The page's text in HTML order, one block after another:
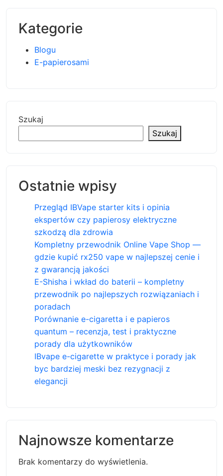
Kategorie
Blogu
E-papierosami
Szukaj
Szukaj
Ostatnie wpisy
Przegląd IBVape starter kits i opinia
ekspertów czy papierosy elektryczne
szkodzą dla zdrowia
Kompletny przewodnik Online Vape Shop —
gdzie kupić rx250 vape w najlepszej cenie i
z gwarancją jakości
E-Shisha i wkład do baterii – kompletny
przewodnik po najlepszych rozwiązaniach i
poradach
Porównanie e-cigaretta i e papieros
quantum – recenzja, test i praktyczne
porady dla użytkowników
IBvape e-cigarette w praktyce i porady jak
byc bardziej meski bez rezygnacji z
elegancji
Najnowsze komentarze
Brak komentarzy do wyświetlenia.